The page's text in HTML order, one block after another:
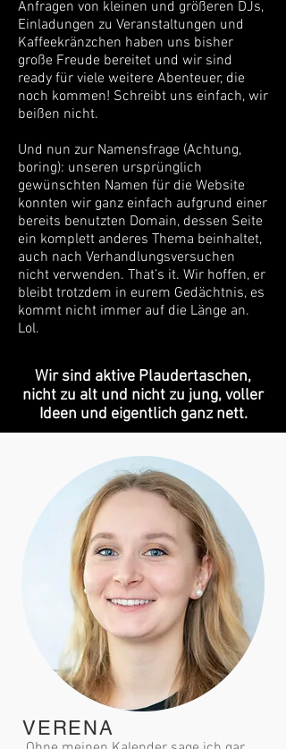
Anfragen von kleinen und größeren DJs,
Einladungen zu Veranstaltungen und
Kaffeekränzchen haben uns bisher
große Freude bereitet und wir sind
ready für viele weitere Abenteuer, die
noch kommen! Schreibt uns einfach, wir
beißen nicht.
Und nun zur Namensfrage (Achtung,
boring): unseren ursprünglich
gewünschten Namen für die Website
konnten wir ganz einfach aufgrund einer
bereits benutzten Domain, dessen Seite
ein komplett anderes Thema beinhaltet,
auch nach Verhandlungsversuchen
nicht verwenden. That’s it. Wir hoffen, er
bleibt trotzdem in eurem Gedächtnis, es
kommt nicht immer auf die Länge an.
Lol.
Wir sind aktive Plaudertaschen,
nicht zu alt und nicht zu jung, voller
Ideen und eigentlich ganz nett.
VERENA